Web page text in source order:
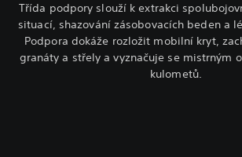
Třída podpory slouží k extrakci
situací, shazování zásobovacích beden a
Podpora dokáže rozložit mobilní kryt,
granáty a střely a vyznačuje se mistrným
kulometů.